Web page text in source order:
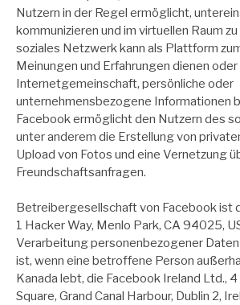
Nutzern in der Regel ermöglicht,
kommunizieren und im virtuellen Raum
soziales Netzwerk kann als Plattform
Meinungen und Erfahrungen dienen
Internetgemeinschaft, persönliche oder
unternehmensbezogene Informationen
Facebook ermöglicht den Nutzern des
unter anderem die Erstellung von
Upload von Fotos und eine Vernetzung
Freundschaftsanfragen.
Betreibergesellschaft von Facebook ist
1 Hacker Way, Menlo Park, CA 94025,
Verarbeitung personenbezogener
ist, wenn eine betroffene Person
Kanada lebt, die Facebook Ireland Ltd., 4
Square, Grand Canal Harbour, Dublin 2,